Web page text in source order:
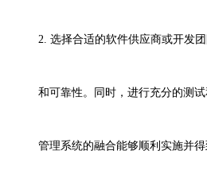
2. 选择合适的软件供应商或开发
和可靠性。同时，进行充分的测
管理系统的融合能够顺利实施并得